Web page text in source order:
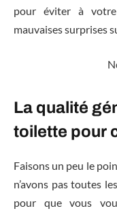
pour éviter à
mauvaises surprises
La qualité
toilette pour
Faisons un peu le
n’avons pas toutes
pour que vous